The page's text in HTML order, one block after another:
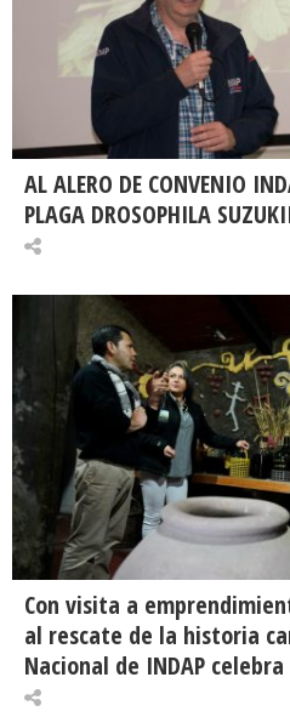
AL ALERO DE CONVENIO
PLAGA DROSOPHILA
Con visita a
al rescate de la historia
Nacional de INDAP